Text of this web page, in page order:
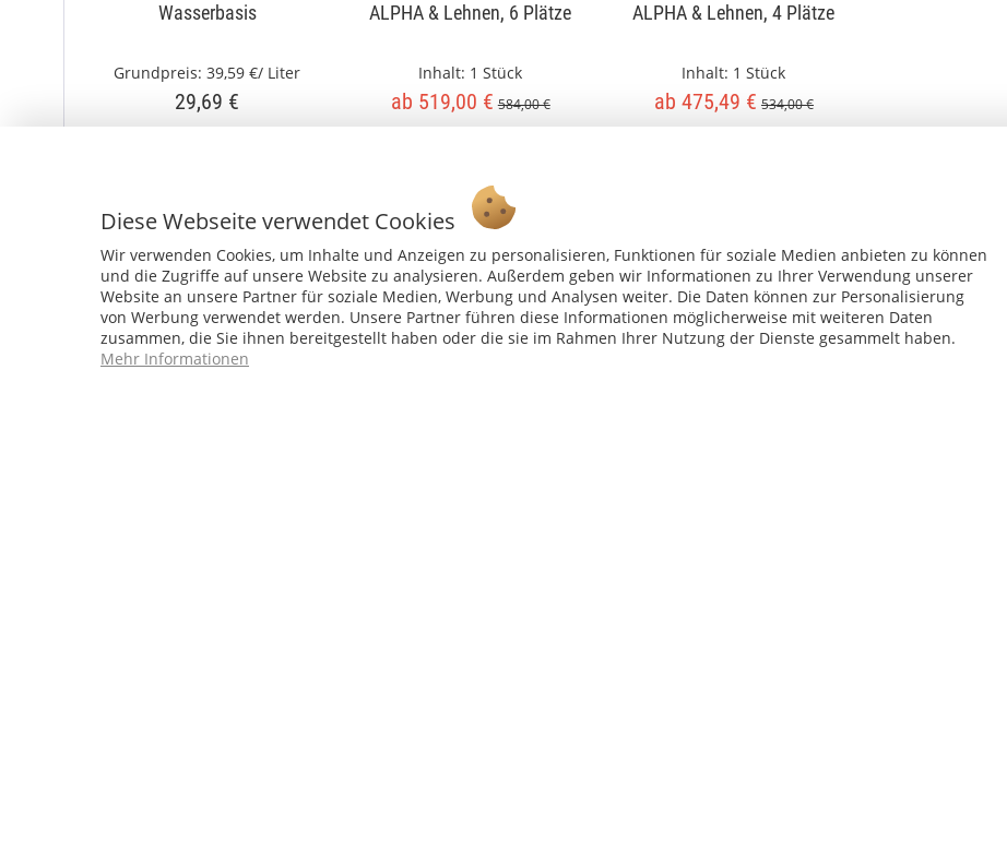
Wasserbasis
Grundpreis: 39,59 €/ Liter
29,69 €
ALPHA & Lehnen, 6 Plätze
Inhalt: 1 Stück
ab 519,00 € 584,00 €
ALPHA & Lehnen, 4 Plätze
Inhalt: 1 Stück
ab 475,49 € 534,00 €
Diese Webseite verwendet Cookies
Wir verwenden Cookies, um Inhalte und Anzeigen zu personalisieren, Funktionen für soziale Medien anbieten zu können
und die Zugriffe auf unsere Website zu analysieren. Außerdem geben wir Informationen zu Ihrer Verwendung unserer
Website an unsere Partner für soziale Medien, Werbung und Analysen weiter. Die Daten können zur Personalisierung
von Werbung verwendet werden. Unsere Partner führen diese Informationen möglicherweise mit weiteren Daten
zusammen, die Sie ihnen bereitgestellt haben oder die sie im Rahmen Ihrer Nutzung der Dienste gesammelt haben.
Mehr Informationen